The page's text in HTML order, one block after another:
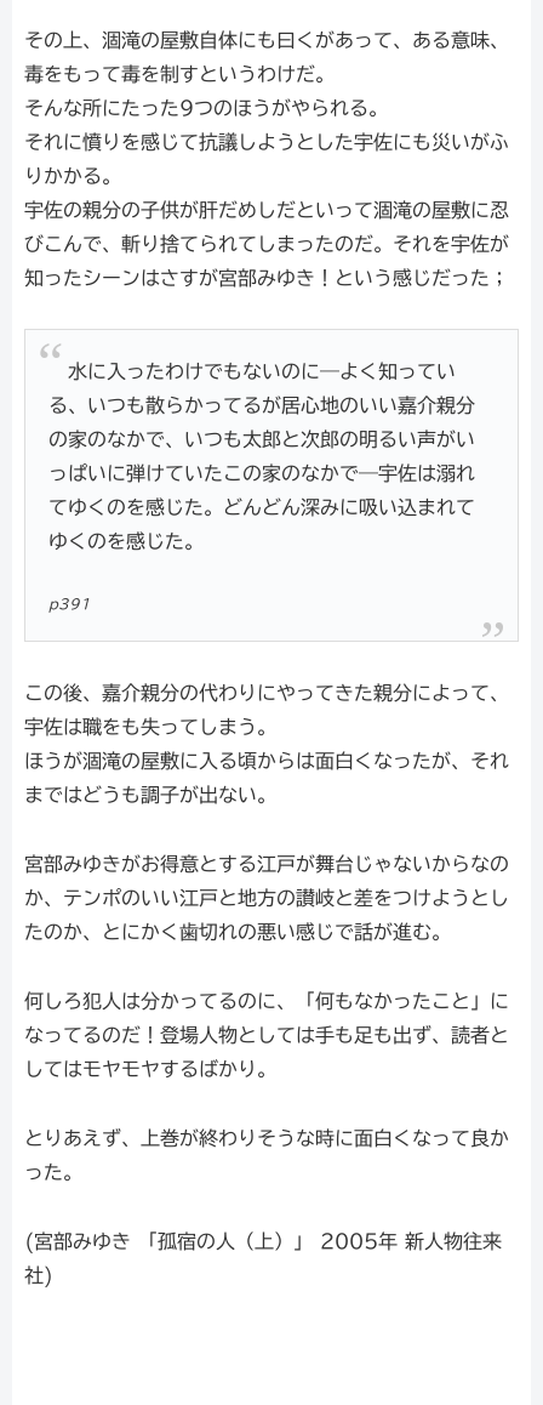
その上、涸滝の屋敷自体にも曰くがあって、ある意味、
毒をもって毒を制すというわけだ。
そんな所にたった9つのほうがやられる。
それに憤りを感じて抗議しようとした宇佐にも災いがふ
りかかる。
宇佐の親分の子供が肝だめしだといって涸滝の屋敷に忍
びこんで、斬り捨てられてしまったのだ。それを宇佐が
知ったシーンはさすが宮部みゆき！という感じだった；
水に入ったわけでもないのに―よく知ってい
る、いつも散らかってるが居心地のいい嘉介親分
の家のなかで、いつも太郎と次郎の明るい声がい
っぱいに弾けていたこの家のなかで―宇佐は溺れ
てゆくのを感じた。どんどん深みに吸い込まれて
ゆくのを感じた。
p391
この後、嘉介親分の代わりにやってきた親分によって、
宇佐は職をも失ってしまう。
ほうが涸滝の屋敷に入る頃からは面白くなったが、それ
まではどうも調子が出ない。
宮部みゆきがお得意とする江戸が舞台じゃないからなの
か、テンポのいい江戸と地方の讃岐と差をつけようとし
たのか、とにかく歯切れの悪い感じで話が進む。
何しろ犯人は分かってるのに、「何もなかったこと」に
なってるのだ！登場人物としては手も足も出ず、読者と
してはモヤモヤするばかり。
とりあえず、上巻が終わりそうな時に面白くなって良か
った。
(宮部みゆき 「孤宿の人（上）」 2005年 新人物往来
社)